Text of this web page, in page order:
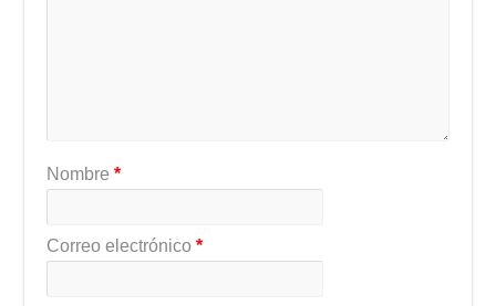
Nombre*
Correo electrónico*